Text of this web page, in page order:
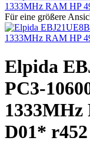
Für eine größere
Elpida
PC3-
1333MHz
D01* r452